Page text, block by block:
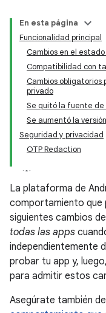
En esta página
Funcionalidad principal
Cambios en el
Compatibilidad con
Cambios obligatorios
privado
Se quitó la fuente de
Se aumentó la
Seguridad y privacidad
OTP Redaction
La plataforma de
comportamiento que
siguientes cambios
todas las apps
independientemente
probar tu app y,
para admitir estos
Asegúrate también